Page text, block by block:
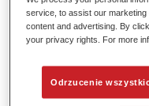
Product Features
Dodatek do
2K Clear i lakieru
service, to assist our
content and advertising. By
your privacy rights. For more
Odrzucenie